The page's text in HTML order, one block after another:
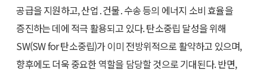
공급을 지원하고, 산업․건물․수송 등의 에너지 소비 효율을
증진하는 데에 적극 활용되고 있다. 탄소중립 달성을 위해
SW(SW for 탄소중립)가 이미 전방위적으로 활약하고 있으며,
향후에도 더욱 중요한 역할을 담당할 것으로 기대된다. 반면,